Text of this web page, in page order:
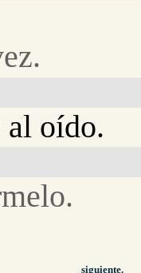
oído.
siguiente.